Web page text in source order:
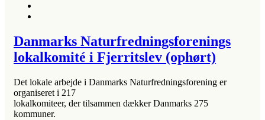
Danmarks Naturfredningsforenings
lokalkomité i Fjerritslev (ophørt)
Det lokale arbejde i Danmarks Naturfredningsforening er
organiseret i 217
lokalkomiteer, der tilsammen dækker Danmarks 275
kommuner.